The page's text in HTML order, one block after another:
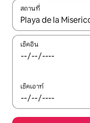
สถานที่
ใช้ลูกศรขึ้นลง หรือใช้
เช็คอิน
เช็คเอาท์